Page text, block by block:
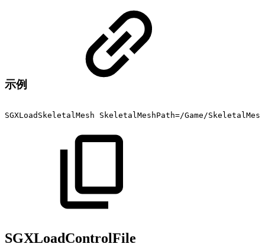
示例
SGXLoadSkeletalMesh SkeletalMeshPath=/Game/
SGXLoadControlFile